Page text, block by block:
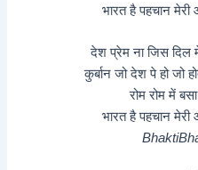
भारत है पहचान मेरी
देश प्रेम ना जिस दिल
कुर्बान जो देश पे हो जो
रोम रोम में
भारत है पहचान मेरी